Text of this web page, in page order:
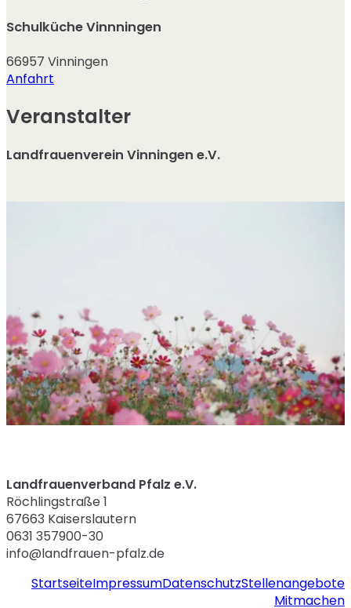
Schulküche Vinnningen
66957 Vinningen
Anfahrt
Veranstalter
Landfrauenverein Vinningen e.V.
Landfrauenverband Pfalz e.V.
Röchlingstraße 1
67663 Kaiserslautern
0631 357900-30
info@landfrauen-pfalz.de
StartseiteImpressumDatenschutzStellenangebote
Mitmachen